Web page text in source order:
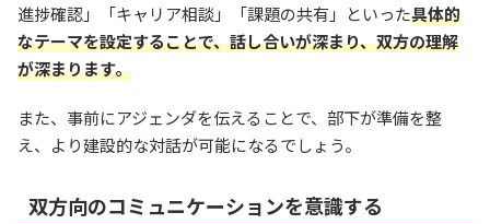
進捗確認」「キャリア相談」「課題の共有」といった具体的
なテーマを設定することで、話し合いが深まり、双方の理解
が深まります。
また、事前にアジェンダを伝えることで、部下が準備を整
え、より建設的な対話が可能になるでしょう。
双方向のコミュニケーションを意識する